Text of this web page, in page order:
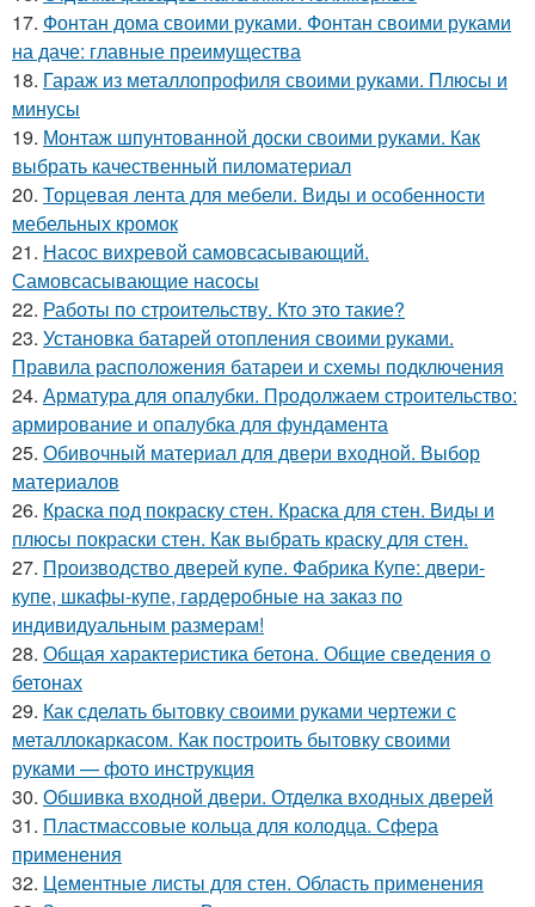
17. Фонтан дома своими руками. Фонтан своими руками
на даче: главные преимущества
18. Гараж из металлопрофиля своими руками. Плюсы и
минусы
19. Монтаж шпунтованной доски своими руками. Как
выбрать качественный пиломатериал
20. Торцевая лента для мебели. Виды и особенности
мебельных кромок
21. Насос вихревой самовсасывающий.
Самовсасывающие насосы
22. Работы по строительству. Кто это такие?
23. Установка батарей отопления своими руками.
Правила расположения батареи и схемы подключения
24. Арматура для опалубки. Продолжаем строительство:
армирование и опалубка для фундамента
25. Обивочный материал для двери входной. Выбор
материалов
26. Краска под покраску стен. Краска для стен. Виды и
плюсы покраски стен. Как выбрать краску для стен.
27. Производство дверей купе. Фабрика Купе: двери-
купе, шкафы-купе, гардеробные на заказ по
индивидуальным размерам!
28. Общая характеристика бетона. Общие сведения о
бетонах
29. Как сделать бытовку своими руками чертежи с
металлокаркасом. Как построить бытовку своими
руками — фото инструкция
30. Обшивка входной двери. Отделка входных дверей
31. Пластмассовые кольца для колодца. Сфера
применения
32. Цементные листы для стен. Область применения